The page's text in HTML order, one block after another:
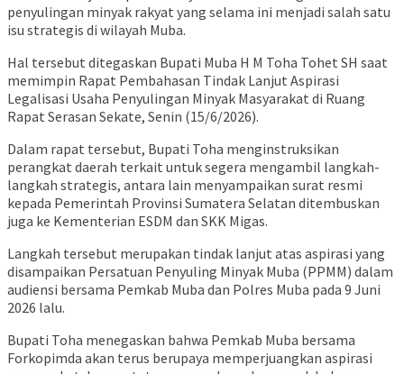
penyulingan minyak rakyat yang selama ini menjadi salah satu
isu strategis di wilayah Muba.
Hal tersebut ditegaskan Bupati Muba H M Toha Tohet SH saat
memimpin Rapat Pembahasan Tindak Lanjut Aspirasi
Legalisasi Usaha Penyulingan Minyak Masyarakat di Ruang
Rapat Serasan Sekate, Senin (15/6/2026).
Dalam rapat tersebut, Bupati Toha menginstruksikan
perangkat daerah terkait untuk segera mengambil langkah-
langkah strategis, antara lain menyampaikan surat resmi
kepada Pemerintah Provinsi Sumatera Selatan ditembuskan
juga ke Kementerian ESDM dan SKK Migas.
Langkah tersebut merupakan tindak lanjut atas aspirasi yang
disampaikan Persatuan Penyuling Minyak Muba (PPMM) dalam
audiensi bersama Pemkab Muba dan Polres Muba pada 9 Juni
2026 lalu.
Bupati Toha menegaskan bahwa Pemkab Muba bersama
Forkopimda akan terus berupaya memperjuangkan aspirasi